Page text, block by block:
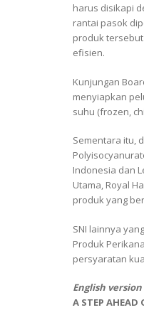
harus disikapi
rantai pasok
produk
efisien.
Kunjungan
menyiapkan
suhu (frozen,
Sementara itu,
Indonesia dan
Utama, Royal
produk yang
SNI lainnya
Produk
persyaratan
English version
A STEP AHEAD